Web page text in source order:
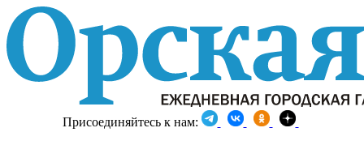
Присоединяйтесь к нам: